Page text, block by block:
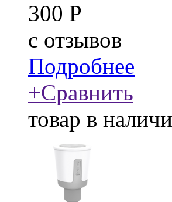
300 Р
c отзывов
Подробнее
+Сравнить
товар в